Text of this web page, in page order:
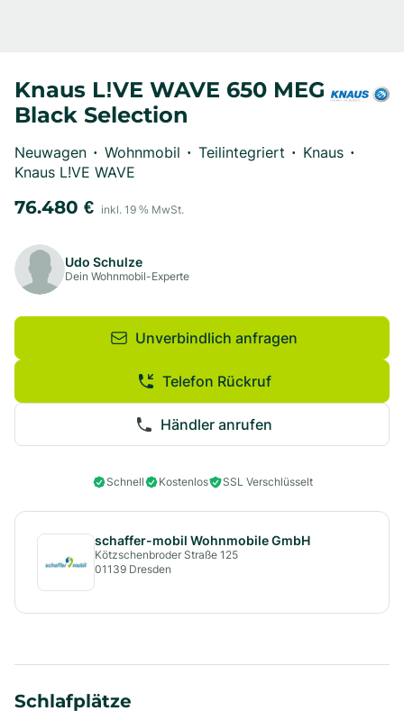
Knaus L!VE WAVE 650 MEG
Black Selection
Neuwagen • Wohnmobil • Teilintegriert • Knaus •
Knaus L!VE WAVE
76.480 € inkl. 19 % MwSt.
Udo Schulze
Dein Wohnmobil-Experte
Unverbindlich anfragen
Händler anrufen
Telefon Rückruf
Schnell Kostenlos SSL Verschlüsselt
schaffer-mobil Wohnmobile GmbH
Kötzschenbroder Straße 125
01139 Dresden
Schlafplätze